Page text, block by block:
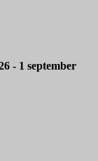
- 1 september